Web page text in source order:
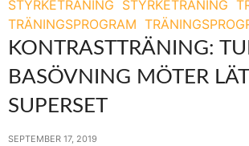
STYRKETRÄNING STYRKETRÄNING
TRÄNINGSPROGRAM
KONTRASTTRÄNING:
BASÖVNING MÖTER
SUPERSET
SEPTEMBER 17, 2019